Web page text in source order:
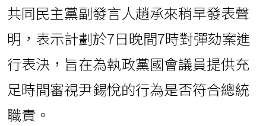
共同民主黨副發言人趙承來稍早發表聲
明，表示計劃於7日晚間7時對彈劾案進
行表決，旨在為執政黨國會議員提供充
足時間審視尹錫悅的行為是否符合總統
職責。